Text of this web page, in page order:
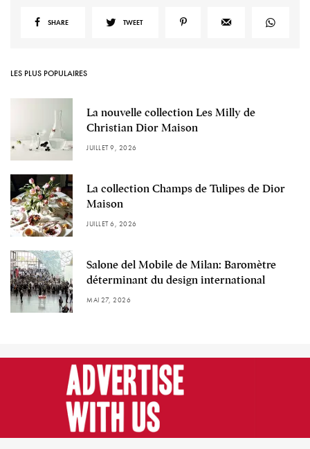
SHARE TWEET
LES PLUS POPULAIRES
La nouvelle collection Les Milly de
Christian Dior Maison
JUILLET 9, 2026
La collection Champs de Tulipes de Dior
Maison
JUILLET 6, 2026
Salone del Mobile de Milan: Baromètre
déterminant du design international
MAI 27, 2026